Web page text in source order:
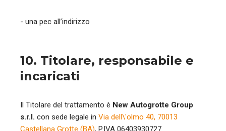
- una pec all’indirizzo
10. Titolare, responsabile e
incaricati
Il Titolare del trattamento è New Autogrotte Group
s.r.l. con sede legale in Via dell\'olmo 40, 70013
Castellana Grotte (BA), P.IVA 06403930727.